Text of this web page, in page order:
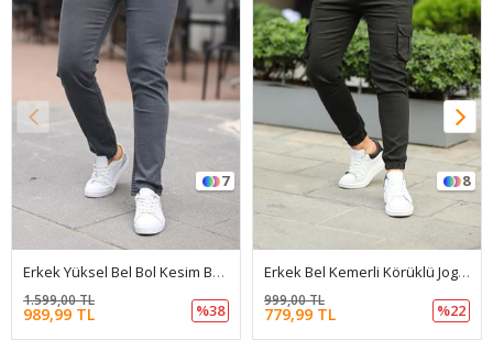
7
Erkek Yüksel Bel Bol Kesim Boru Paça Kot Pantolon Regular Fit Jean
989,99 TL
1.599,00 TL
%38
8
Erkek Bel Kemerli Körüklü Jogger Paça Lastikli Pantolon
779,99 TL
999,00 TL
%22